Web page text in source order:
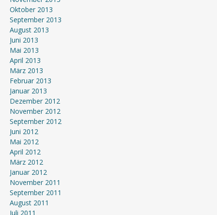
Oktober 2013
September 2013
August 2013
Juni 2013
Mai 2013
April 2013
März 2013
Februar 2013
Januar 2013
Dezember 2012
November 2012
September 2012
Juni 2012
Mai 2012
April 2012
März 2012
Januar 2012
November 2011
September 2011
August 2011
Juli 2011